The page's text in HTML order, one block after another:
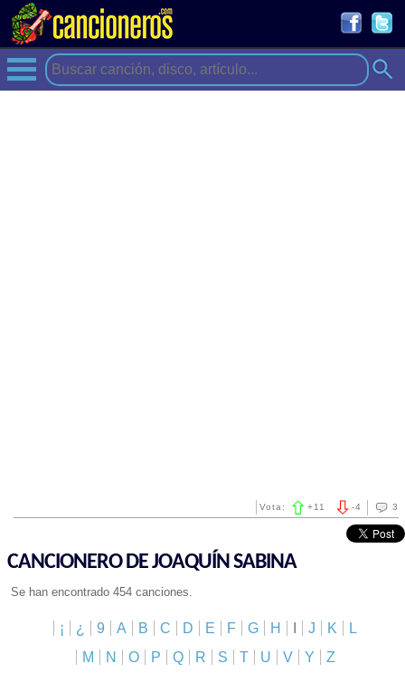
3
-4
Vota: +11
CANCIONERO DE JOAQUÍN SABINA
Se han encontrado 454 canciones.
¡ ¿ 9 A B C D E F G H J K
L
M
N O P Q R S T U V Y Z